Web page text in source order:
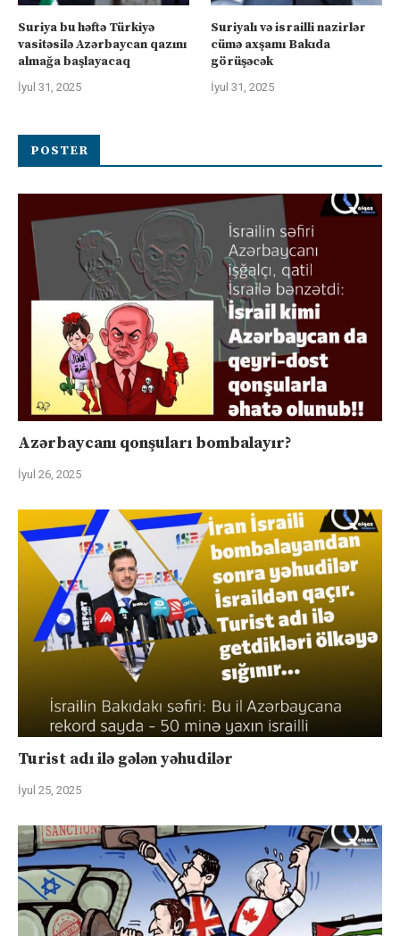
Suriya bu həftə Türkiyə
vasitəsilə Azərbaycan qazını
almağa başlayacaq
İyul 31, 2025
Suriyalı və israilli nazirlər
cümə axşamı Bakıda
görüşəcək
İyul 31, 2025
POSTER
Azərbaycanı qonşuları bombalayır?
İyul 26, 2025
Turist adı ilə gələn yəhudilər
İyul 25, 2025